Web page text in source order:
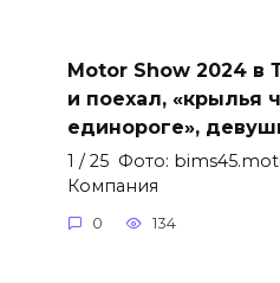
Motor Show 2024 в
и поехал, «крылья
единороге»,
1 / 25 Фото:
Компания
0 134